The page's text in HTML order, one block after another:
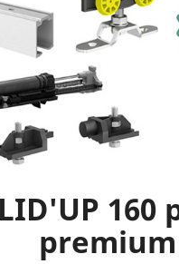
160
premium